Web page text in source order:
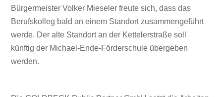
Bürgermeister Volker Mieseler freute sich, dass das
Berufskolleg bald an einem Standort zusammengeführt
werde. Der alte Standort an der Kettelerstraße soll
künftig der Michael-Ende-Förderschule übergeben
werden.